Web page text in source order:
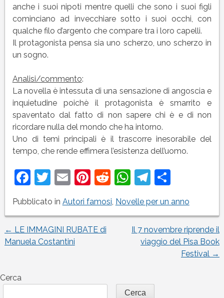
anche i suoi nipoti mentre quelli che sono i suoi figli
cominciano ad invecchiare sotto i suoi occhi, con
qualche filo d’argento che compare tra i loro capelli.
Il protagonista pensa sia uno scherzo, uno scherzo in
un sogno.
Analisi/commento:
La novella è intessuta di una sensazione di angoscia e
inquietudine poichè il protagonista è smarrito e
spaventato dal fatto di non sapere chi è e di non
ricordare nulla del mondo che ha intorno.
Uno di temi principali è il trascorre inesorabile del
tempo, che rende effimera l’esistenza dell’uomo.
Facebook
Twitter
EmailPinterest
Reddit
WhatsApp
Telegram
Pubblicato in Autori famosi, Novelle per un anno
Navigazione
← LE IMMAGINI RUBATE di
Manuela Costantini
Il 7 novembre riprende il
viaggio del Pisa Book
Festival →
Cerca
Cerca